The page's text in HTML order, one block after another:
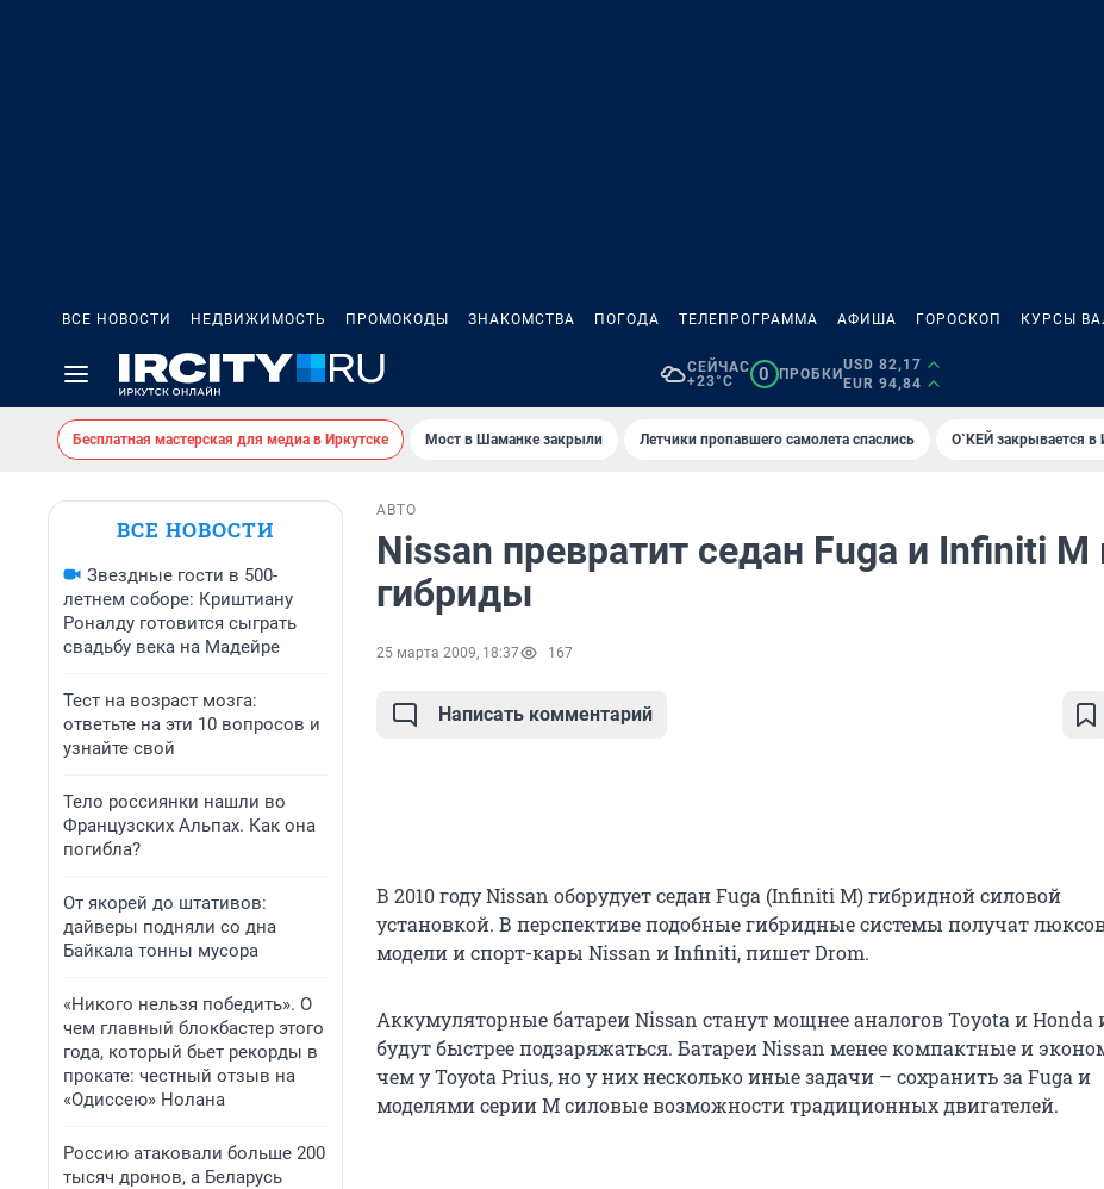
ВСЕ НОВОСТИ НЕДВИЖИМОСТЬ ПРОМОКОДЫ ЗНАКОМСТВА ПОГОДА ТЕЛЕПРОГРАММА АФИША ГОРОСКОП КУРСЫ
СЕЙЧАС
+23°C
0 ПРОБКИ
USD 82,17
EUR 94,84
Бесплатная мастерская для медиа в Иркутске Мост в Шаманке закрыли Летчики пропавшего самолета спаслись О`КЕЙ закрывается в
ВСЕ НОВОСТИ
Звездные гости в 500-
летнем соборе: Криштиану
Роналду готовится сыграть
свадьбу века на Мадейре
Тест на возраст мозга:
ответьте на эти 10 вопросов и
узнайте свой
Тело россиянки нашли во
Французских Альпах. Как она
погибла?
От якорей до штативов:
дайверы подняли со дна
Байкала тонны мусора
«Никого нельзя победить». О
чем главный блокбастер этого
года, который бьет рекорды в
прокате: честный отзыв на
«Одиссею» Нолана
Россию атаковали больше 200
тысяч дронов, а Беларусь
АВТО
Nissan превратит седан Fuga и Infiniti M
гибриды
25 марта 2009, 18:37 167
Написать комментарий
В 2010 году Nissan оборудует седан Fuga (Infiniti M) гибридной силовой
установкой. В перспективе подобные гибридные системы получат
модели и спорт-кары Nissan и Infiniti, пишет Drom.
Аккумуляторные батареи Nissan станут мощнее аналогов Toyota и Honda
будут быстрее подзаряжаться. Батареи Nissan менее компактные и
чем у Toyota Prius, но у них несколько иные задачи – сохранить за Fuga и
моделями серии M силовые возможности традиционных двигателей.